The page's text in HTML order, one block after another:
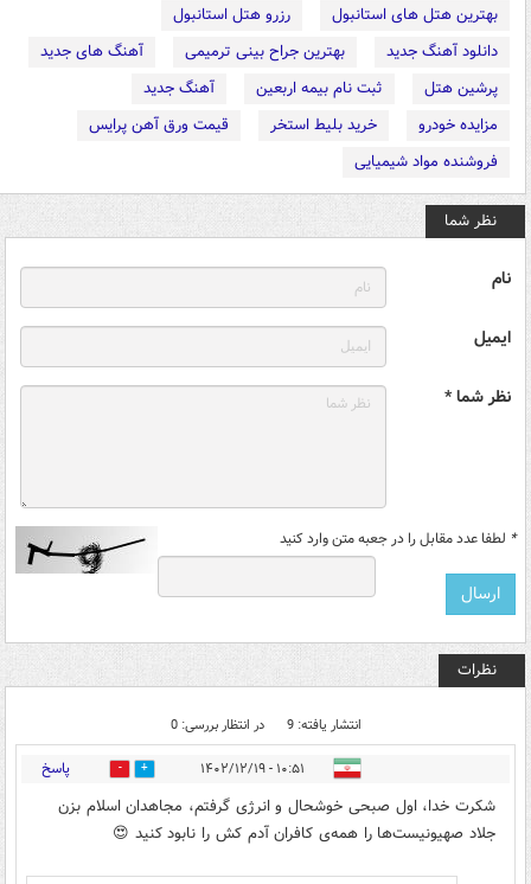
بهترین هتل های استانبول
رزرو هتل استانبول
دانلود آهنگ جدید
بهترین جراح بینی ترمیمی
آهنگ های جدید
پرشین هتل
ثبت نام بیمه اربعین
آهنگ جدید
مزایده خودرو
خرید بلیط استخر
قیمت ورق آهن پرایس
فروشنده مواد شیمیایی
نظر شما
نام
ایمیل
نظر شما *
* لطفا عدد مقابل را در جعبه متن وارد کنید
نظرات
انتشار یافته: 9 در انتظار بررسی: 0
۱۰:۵۱ - ۱۴۰۲/۱۲/۱۹ 6 پاسخ
شکرت خدا، اول صبحی خوشحال و انرژی گرفتم، مجاهدان اسلام بزن
جلاد صهیونیست‌ها را همه‌ی کافران آدم کش را نابود کنید 😍